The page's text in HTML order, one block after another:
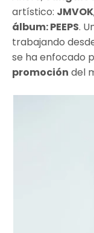
artístico: JMVOK
álbum: PEEPS.
trabajando
se ha enfocado
promoción del